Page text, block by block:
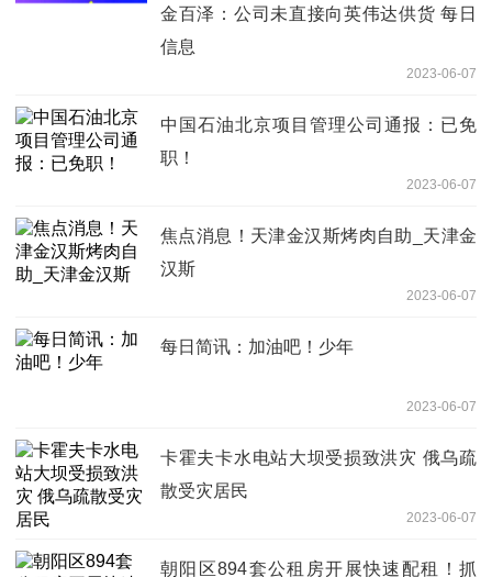
金百泽：公司未直接向英伟达供货 每日
信息
2023-06-07
中国石油北京项目管理公司通报：已免
职！
2023-06-07
焦点消息！天津金汉斯烤肉自助_天津金
汉斯
2023-06-07
每日简讯：加油吧！少年
2023-06-07
卡霍夫卡水电站大坝受损致洪灾 俄乌疏
散受灾居民
2023-06-07
朝阳区894套公租房开展快速配租！抓